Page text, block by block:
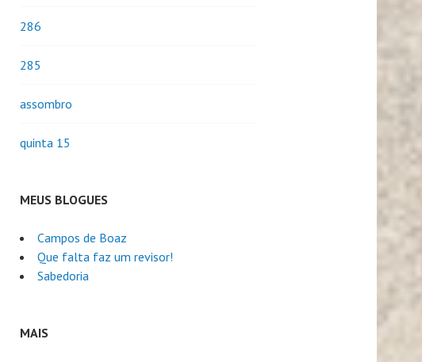
286
285
assombro
quinta 15
MEUS BLOGUES
Campos de Boaz
Que falta faz um revisor!
Sabedoria
MAIS